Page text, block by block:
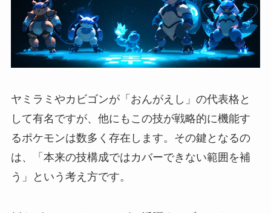
ヤミラミやカビゴンが「おんがえし」の代表格と
して有名ですが、他にもこの技が戦略的に機能す
るポケモンは数多く存在します。その鍵となるの
は、「本来の技構成ではカバーできない範囲を補
う」という考え方です。